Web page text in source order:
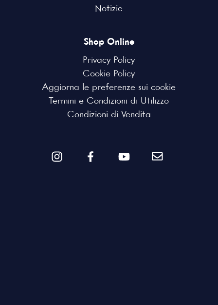
Notizie
Shop Online
Privacy Policy
Cookie Policy
Aggiorna le preferenze sui cookie
Termini e Condizioni di Utilizzo
Condizioni di Vendita